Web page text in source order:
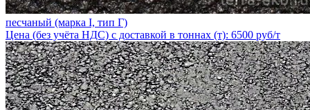
песчаный (марка I, тип Г)
Цена (без учёта НДС) с доставкой в тоннах (т): 6500 руб/т